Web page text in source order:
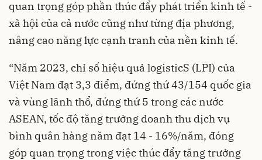
quan trọng góp phần thúc đẩy phát triển kinh tế -
xã hội của cả nước cũng như từng địa phương,
nâng cao năng lực cạnh tranh của nền kinh tế.
“Năm 2023, chỉ số hiệu quả logisticS (LPI) của
Việt Nam đạt 3,3 điểm, đứng thứ 43/154 quốc gia
và vùng lãnh thổ, đứng thứ 5 trong các nước
ASEAN, tốc độ tăng trưởng doanh thu dịch vụ
bình quân hàng năm đạt 14 - 16%/năm, đóng
góp quan trọng trong việc thúc đẩy tăng trưởng